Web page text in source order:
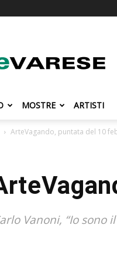
MOSTRE ARTISTI
ArteVagando, puntata del 10
Vanoni, “Io